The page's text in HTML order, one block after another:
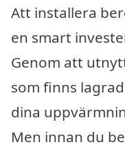
Att installera
en smart
Genom att
som finns
dina
Men innan du